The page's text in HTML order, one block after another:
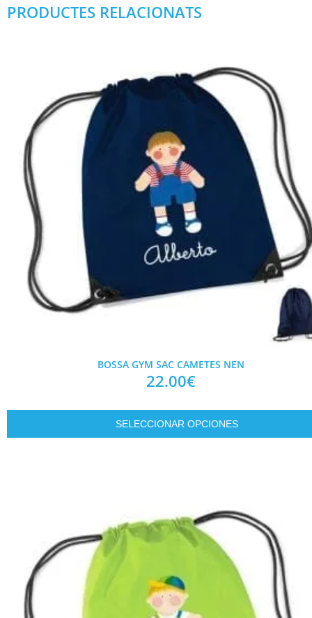
PRODUCTES RELACIONATS
BOSSA GYM SAC CAMETES NEN
22.00€
SELECCIONAR OPCIONES